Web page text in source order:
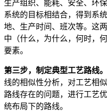
生产组织、能耗、安全、环
系统的目标相结合，得到系
地、生产时间、班次等。这
中（什么，为什么，何时，
要素。
第三步，制定典型工艺路线。
线的相似性分析，对工艺相
路线存在的问题，进行工艺
统布局下的路线。